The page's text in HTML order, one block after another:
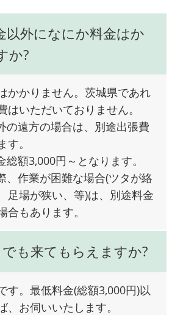
以外になにか料金はか
か?
かかりません。茨城県であれ
はいただいておりません。
の遠方の場合は、別途出張費
す。
総額3,000円～となります。
、作業が困難な場合(ツタが絡
足場が狭い、等)は、別途料金
合もあります。
も来てもらえますか?
す。最低料金(総額3,000円)以
、お伺いいたします。